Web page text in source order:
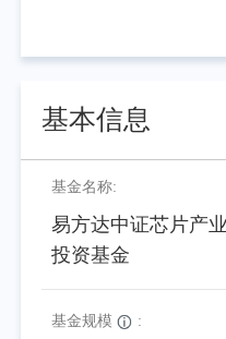
基本信息
基金名称:
易方达中证芯片产
投资基金
基金规模 :